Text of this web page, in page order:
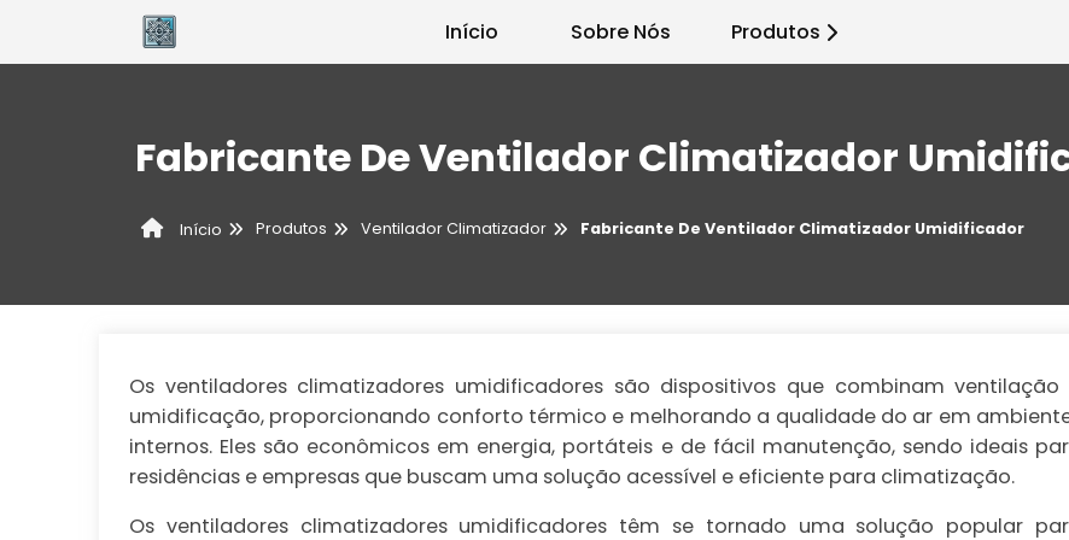
Início Sobre Nós Produtos
Fabricante De Ventilador Climatizador
Início Produtos Ventilador Climatizador Fabricante De Ventilador Climatizador Umidificador
Os ventiladores climatizadores umidificadores são dispositivos que combinam ventilação
umidificação, proporcionando conforto térmico e melhorando a qualidade do ar em
internos. Eles são econômicos em energia, portáteis e de fácil manutenção, sendo ideais
residências e empresas que buscam uma solução acessível e eficiente para climatização.
Os ventiladores climatizadores umidificadores têm se tornado uma solução popular